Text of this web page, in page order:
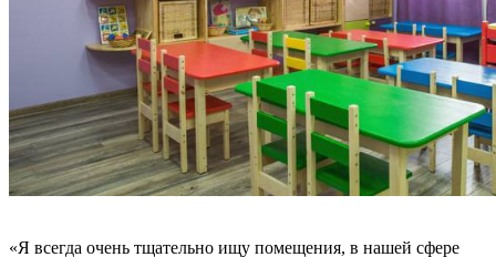
«Я всегда очень тщательно ищу помещения, в нашей сфере